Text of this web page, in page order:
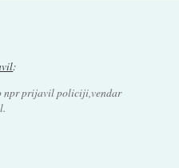
:
npr prijavil policiji,vendar